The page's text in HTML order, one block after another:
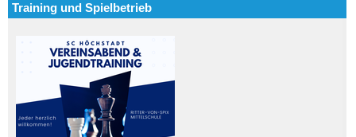
Training und Spielbetrieb